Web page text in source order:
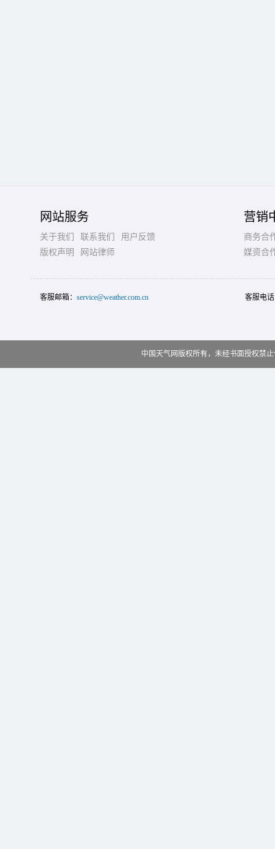
网站服务
关于我们 联系我们
用户反馈
版权声明
网站律师
营销
商务合
媒资合
客服邮箱： service@weather.com.cn 客服电
中国天气网版权所有，未经书面授权